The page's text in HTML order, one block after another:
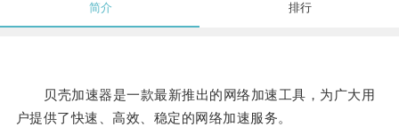
简介 排行
贝壳加速器是一款最新推出的网络加速工具，为广大用
户提供了快速、高效、稳定的网络加速服务。